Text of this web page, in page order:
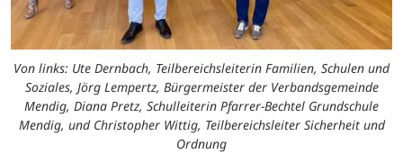
Von links: Ute Dernbach, Teilbereichsleiterin Familien, Schulen und
Soziales, Jörg Lempertz, Bürgermeister der Verbandsgemeinde
Mendig, Diana Pretz, Schulleiterin Pfarrer-Bechtel Grundschule
Mendig, und Christopher Wittig, Teilbereichsleiter Sicherheit und
Ordnung